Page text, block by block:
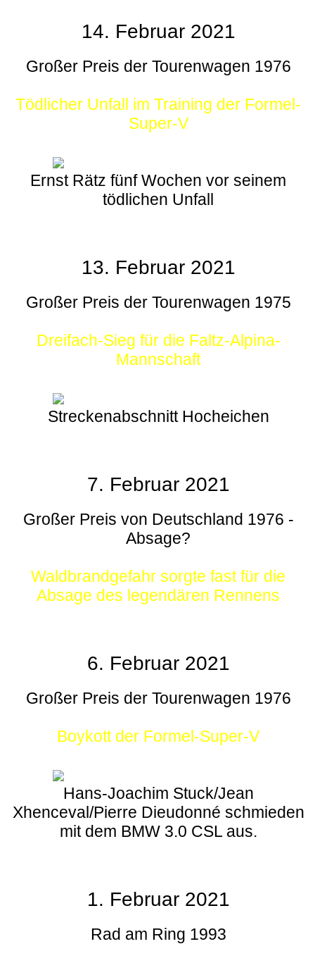
14. Februar 2021
Großer Preis der Tourenwagen 1976
Tödlicher Unfall im Training der Formel-
Super-V
Ernst Rätz fünf Wochen vor seinem
tödlichen Unfall
13. Februar 2021
Großer Preis der Tourenwagen 1975
Dreifach-Sieg für die Faltz-Alpina-
Mannschaft
Streckenabschnitt Hocheichen
7. Februar 2021
Großer Preis von Deutschland 1976 -
Absage?
Waldbrandgefahr sorgte fast für die
Absage des legendären Rennens
6. Februar 2021
Großer Preis der Tourenwagen 1976
Boykott der Formel-Super-V
Hans-Joachim Stuck/Jean
Xhenceval/Pierre Dieudonné schmieden
mit dem BMW 3.0 CSL aus.
1. Februar 2021
Rad am Ring 1993